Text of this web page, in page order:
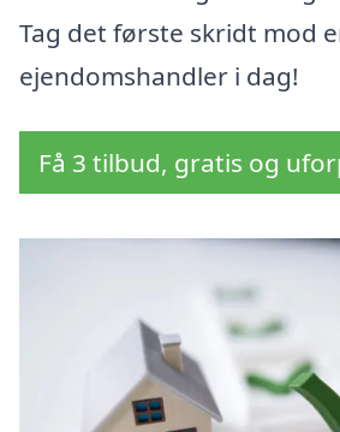
Tag det første skridt mod
ejendomshandler i dag!
Få 3 tilbud, gratis og